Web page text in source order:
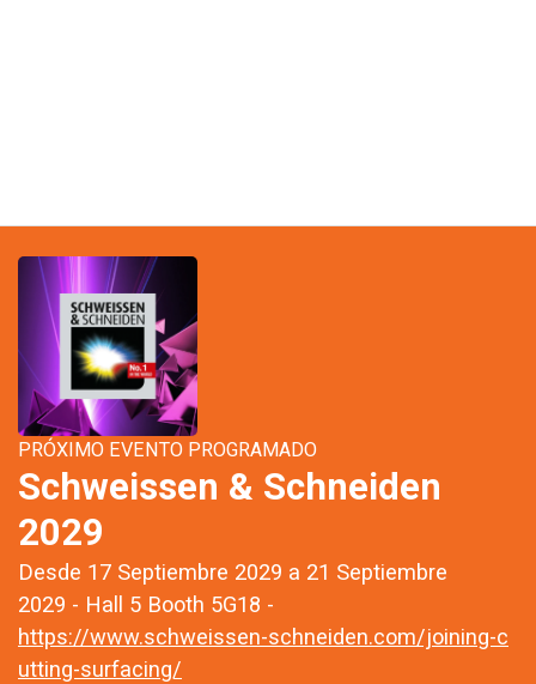
PRÓXIMO EVENTO PROGRAMADO
Schweissen & Schneiden
2029
Desde 17 Septiembre 2029 a 21 Septiembre
2029 - Hall 5 Booth 5G18 -
https://www.schweissen-schneiden.com/joining-c
utting-surfacing/